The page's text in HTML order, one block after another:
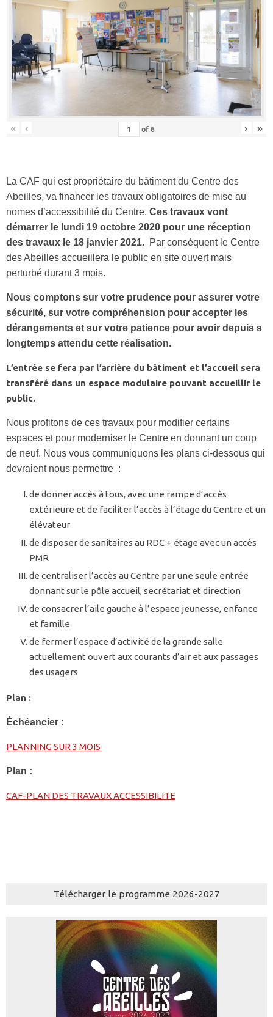
« ‹ of6 › »
La CAF qui est propriétaire du bâtiment du Centre des
Abeilles, va financer les travaux obligatoires de mise au
nomes d’accessibilité du Centre. Ces travaux vont
démarrer le lundi 19 octobre 2020 pour une réception
des travaux le 18 janvier 2021. Par conséquent le Centre
des Abeilles accueillera le public en site ouvert mais
perturbé durant 3 mois.
Nous comptons sur votre prudence pour assurer votre
sécurité, sur votre compréhension pour accepter les
dérangements et sur votre patience pour avoir depuis s
longtemps attendu cette réalisation.
L’entrée se fera par l’arrière du bâtiment et l’accueil sera
transféré dans un espace modulaire pouvant accueillir le
public.
Nous profitons de ces travaux pour modifier certains
espaces et pour moderniser le Centre en donnant un coup
de neuf. Nous vous communiquons les plans ci-dessous qui
devraient nous permettre :
de donner accès à tous, avec une rampe d’accès
extérieure et de faciliter l’accès à l’étage du Centre et un
élévateur
de disposer de sanitaires au RDC + étage avec un accès
PMR
de centraliser l’accès au Centre par une seule entrée
donnant sur le pôle accueil, secrétariat et direction
de consacrer l’aile gauche à l’espace jeunesse, enfance
et famille
de fermer l’espace d’activité de la grande salle
actuellement ouvert aux courants d’air et aux passages
des usagers
Plan :
Échéancier :
PLANNING SUR 3 MOIS
Plan :
CAF-PLAN DES TRAVAUX ACCESSIBILITE
Télécharger le programme 2026-2027